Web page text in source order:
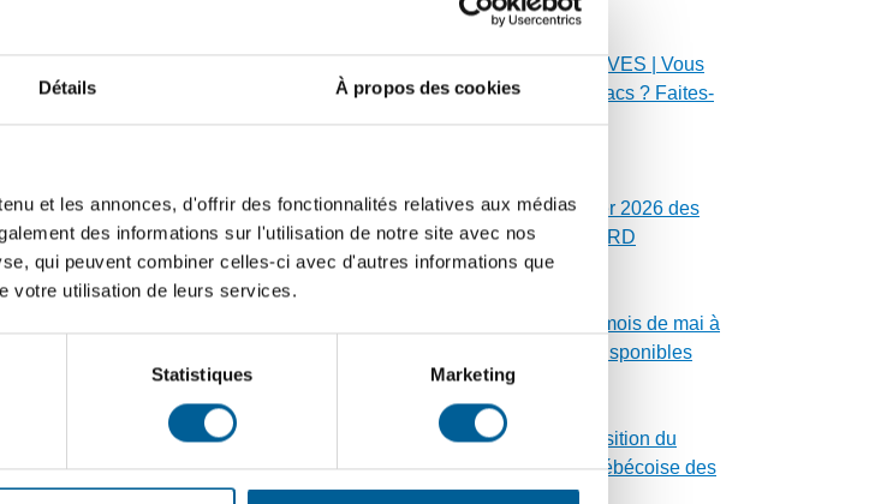
Détails À propos des cookies
et les annonces, d'offrir des fonctionnalités relatives aux médias
des informations sur l'utilisation de notre site avec nos
qui peuvent combiner celles-ci avec d'autres informations que
votre utilisation de leurs services.
Statistiques Marketing
DÉPLOIEMENT DES SACS MAUVES | Vous
n’avez pas reçu vos rouleaux de sacs ? Faites-
nous signe !
FOSSES SEPTIQUES | Calendrier 2026 des
vidanges de fosses du secteur NORD
CALENDRIER MUNICIPAL | Les mois de mai à
décembre 2026 sont maintenant disponibles
ÉVALUATION FONCIÈRE | Acquisition du
Groupe Altus par la Fédération québécoise des
municipalités